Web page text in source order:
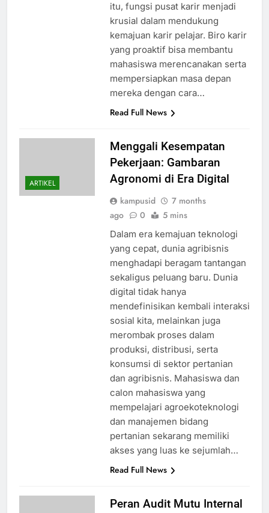
itu, fungsi pusat karir menjadi
krusial dalam mendukung
kemajuan karir pelajar. Biro karir
yang proaktif bisa membantu
mahasiswa merencanakan serta
mempersiapkan masa depan
mereka dengan cara…
Read Full News
ARTIKEL
Menggali Kesempatan
Pekerjaan: Gambaran
Agronomi di Era Digital
kampusid
7 months
ago
0 5 mins
Dalam era kemajuan teknologi
yang cepat, dunia agribisnis
menghadapi beragam tantangan
sekaligus peluang baru. Dunia
digital tidak hanya
mendefinisikan kembali interaksi
sosial kita, melainkan juga
merombak proses dalam
produksi, distribusi, serta
konsumsi di sektor pertanian
dan agribisnis. Mahasiswa dan
calon mahasiswa yang
mempelajari agroekoteknologi
dan manajemen bidang
pertanian sekarang memiliki
akses yang luas ke sejumlah…
Read Full News
Peran Audit Mutu Internal